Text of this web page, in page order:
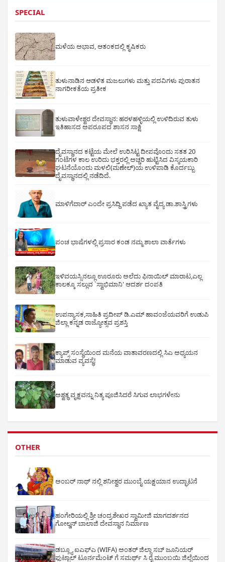
SPECIAL
ಮಳೆಯ ಅಭಾವ, ಆತಂಕದಲ್ಲಿ ಕೃಷಿಕರು
ತುಳುನಾಡಿನ ಆಡಳಿತ ಮಜಲುಗಳು ಮತ್ತು ಪದವಿಗಳು ಪುರಾತನ
ನಾಗರೀಕತೆಯ ಪ್ರತೀಕ
ತುಳುವಾಳೇಶ್ವರ ದೇವಸ್ಥಾನ: ಹರಳಹಳ್ಳಿಯಲ್ಲಿ ಉಳಿದಿರುವ ತುಳು
ಇತಿಹಾಸದ ಅಪರೂಪದ ಶಾಸನ ಸಾಕ್ಷಿ
ದೈವಸ್ಥಾನದ ಕಟ್ಟೆಯ ಮೇಲೆ ಉರಿಸಿಟ್ಟ ದೀಪವೊಂದು ಸತತ 20
ಗಂಟೆಗಳ ಕಾಲ ಉರಿದು ಭಕ್ತರಲ್ಲಿ ಅಚ್ಚರಿ ಹುಟ್ಟಿಸಿದ ವಿಸ್ಮಯಕಾರಿ
ಘಟನೆಯೊಂದು ಮಳಲಿ(ಮಣೇಲ್)ಯ ಉಳಿಪಾಡಿ ಕೊರ್ದಬ್ಬು
ದೈವಸ್ಥಾನದಲ್ಲಿ ನಡೆದಿದೆ.
ಮಾಳಿಗೆದಾರ್ ಎಂದೇ ಪ್ರಸಿದ್ದಿ ಪಡೆದ ಖ್ಯಾತ ವೈದ್ಯ ಡಾ.ಶಾಸ್ತ್ರಿಗಳು
ಪಂಚ ಭಾಷೆಗಳಲ್ಲಿ ಪ್ರಸಾರ ಕಂಡ ನಮ್ಮ ಶಾಲಾ ವಾರ್ತೆಗಳು
ಇಳಿವಯಸ್ಸಿನಲ್ಲೂ ಊರೂರು ಅಲೆದು ಫಿನಾಯಿಲ್ ಮಾರಾಟ,ಎಲ್ಲ
ಕಾಲಕ್ಕೂ ಸಲ್ಲುವ `ಸ್ವಾಭಿಮಾನಿ' ಆದರ್ಶ ದಂಪತಿ
ಉಪನ್ಯಾಸಕ,ಸಾಹಿತಿ ಪ್ರದೀಪ್ ಡಿ.ಎಮ್ ಹಾವಂಜೆಯವರಿಗೆ ಉಡುಪಿ
ಜಿಲ್ಲಾ ಕನ್ನಡ ರಾಜ್ಯೋತ್ಸವ ಪ್ರಶಸ್ತಿ
ಕ್ಯಾಪ್ಸ್ ಸಂಸ್ಥೆಯಿಂದ ಮನೆಯ ವಾತಾವರಣದಲ್ಲಿ ಸಿಎ ಅಧ್ಯಯನ
ಮಾಡುವ ವ್ಯವಸ್ಥೆ!
ಅಶ್ವತ್ಥ ವೃಕ್ಷವನ್ನು ನಿತ್ಯ ಪೂಜಿಸಿದರೆ ಸಿಗುವ ಲಾಭಗಳೇನು
OTHER
ಅಂಬರ್ ನಾಥ್ ನಲ್ಲಿ ಶನೀಶ್ವರ ಮುಂಬೈ ಯಕ್ಷಯಾನ ಉದ್ಘಾಟನೆ
ಹಂಗೇರಿಯಲ್ಲಿ ಶ್ರೀ ಚಂದ್ರಶೇಖರ ಸ್ವಾಮೀಜಿ ಮಾಗದರ್ಶನದ
ಗೋಲ್ಡನ್ ಬಾಲಾಜಿ ದೇವಸ್ಥಾನ ನಿರ್ಮಾಣ
ಡಬ್ಲ್ಯೂ ಐಎಫ್ಎ (WIFA) ಅಂತರ್ ಜಿಲ್ಲಾ ಸಬ್ ಜೂನಿಯರ್
ಫುಟ್ಬಾಲ್ ಟೂರ್ನಮೆಂಟ್ ಗೆ ಸಮರ್ಥ್ ಸಿ ರೈ ಮುಂಬಯಿ ಜಿಲ್ಲೆಯಿಂದ